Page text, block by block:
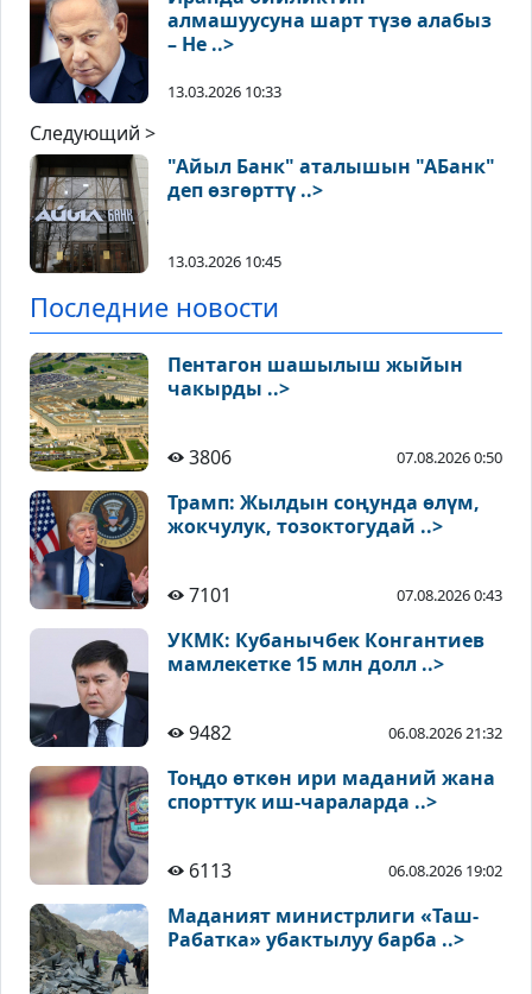
алмашуусуна шарт түзө алабыз
– Не ..>
13.03.2026 10:33
Следующий >
"Айыл Банк" аталышын "АБанк"
деп өзгөрттү ..>
13.03.2026 10:45
Последние новости
Пентагон шашылыш жыйын
чакырды ..>
3806 07.08.2026 0:50
Трамп: Жылдын соңунда өлүм,
жокчулук, тозоктогудай ..>
7101 07.08.2026 0:43
УКМК: Кубанычбек Конгантиев
мамлекетке 15 млн долл ..>
9482 06.08.2026 21:32
Тоңдо өткөн ири маданий жана
спорттук иш-чараларда ..>
6113 06.08.2026 19:02
Маданият министрлиги «Таш-
Рабатка» убактылуу барба ..>